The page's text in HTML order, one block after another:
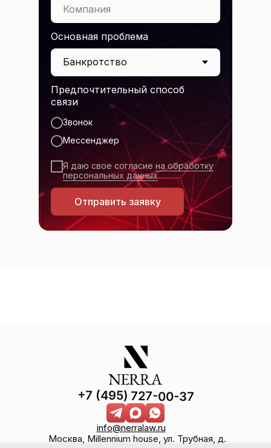
Компания
Основная проблема
Предпочтительный способ
связи
Звонок
Мессенджер
Я даю свое согласие на обработку
персональных данных
Отправить заявку
+7 (495) 727-00-37
info@nerralaw.ru
Москва, Millennium house, ул. Трубная, д.